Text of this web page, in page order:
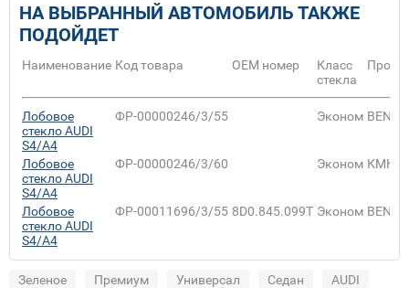
НА ВЫБРАННЫЙ АВТОМОБИЛЬ ТАКЖЕ
ПОДОЙДЕТ
Наименование Код товара ОЕМ номер
Класс
стекла
Лобовое
стекло AUDI
S4/A4
ФР-00000246/3/55 Эконом
Лобовое
стекло AUDI
S4/A4
ФР-00000246/3/60 Эконом КМК
Лобовое
стекло AUDI
S4/A4
ФР-00011696/3/55 8D0.845.099T Эконом
Зеленое Премиум Универсал Седан
AUDI